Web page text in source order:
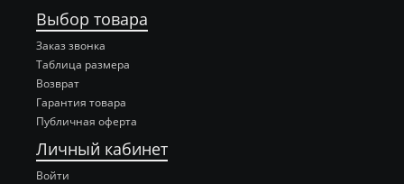
Выбор товара
Заказ звонка
Таблица размера
Возврат
Гарантия товара
Публичная оферта
Личный кабинет
Войти